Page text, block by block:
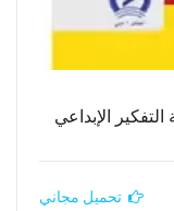
الإبداعي
تحميل مجاني